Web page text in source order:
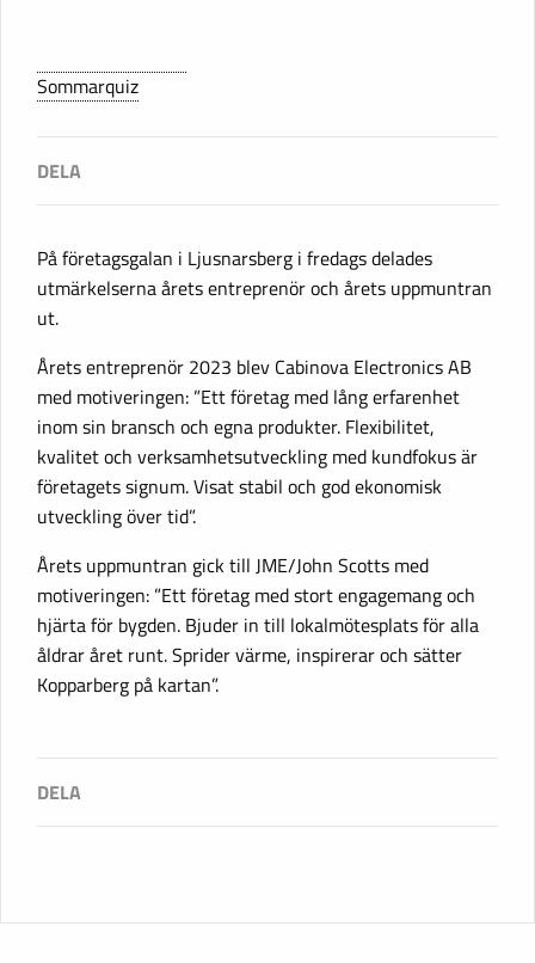
Sommarquiz
På företagsgalan i Ljusnarsberg i fredags delades
utmärkelserna årets entreprenör och årets uppmuntran
ut.
Årets entreprenör 2023 blev Cabinova Electronics AB
med motiveringen: ”Ett företag med lång erfarenhet
inom sin bransch och egna produkter. Flexibilitet,
kvalitet och verksamhetsutveckling med kundfokus är
företagets signum. Visat stabil och god ekonomisk
utveckling över tid”.
Årets uppmuntran gick till JME/John Scotts med
motiveringen: ”Ett företag med stort engagemang och
hjärta för bygden. Bjuder in till lokalmötesplats för alla
åldrar året runt. Sprider värme, inspirerar och sätter
Kopparberg på kartan”.